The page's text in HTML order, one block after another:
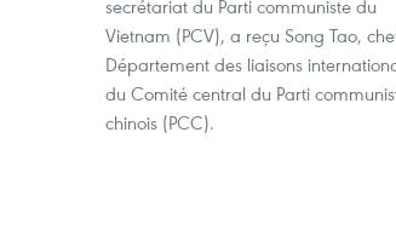
secrétariat du Parti communiste du
Vietnam (PCV), a reçu Song Tao,
Département des liaisons
du Comité central du Parti
chinois (PCC).